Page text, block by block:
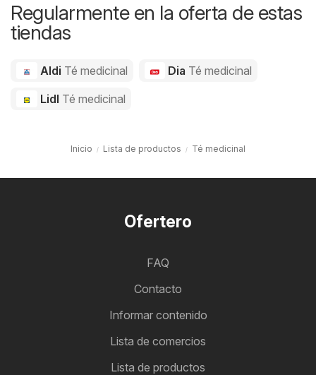
Regularmente en la oferta de estas
tiendas
Aldi Té medicinal Dia Té medicinal
Lidl Té medicinal
Inicio Lista de productos Té medicinal
Ofertero
FAQ
Contacto
Informar contenido
Lista de comercios
Lista de productos